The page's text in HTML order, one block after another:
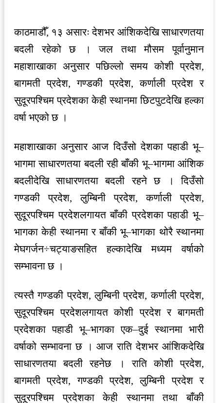
काठमाडौँ, १३ असारः देशभर आंशिकदेखि साधारणतया
बदली रहेको छ । जल तथा मौसम पूर्वानुमान
महाशाखाका अनुसार पछिल्लो समय कोशी प्रदेश,
बागमती प्रदेश, गण्डकी प्रदेश, कर्णाली प्रदेश र
सुदूरपश्चिम प्रदेशका केही स्थानमा छिटपुटदेखि हल्का
वर्षा भएको छ ।
महाशाखाका अनुसार आज दिउँसो देशका पहाडी भू–
भागमा साधारणतया बदली रही बाँकी भू–भागमा आंशिक
बदलीदेखि साधारणतया बदली रहने छ । दिउँसो
गण्डकी प्रदेश, लुम्बिनी प्रदेश, कर्णाली प्रदेश,
सुदूरपश्चिम प्रदेशलगायत बाँकी प्रदेशका पहाडी भू–
भागका केही स्थानमा र बाँकी भू–भागका थोरै स्थानमा
मेघगर्जन÷चट्याङसहित हल्कादेखि मध्यम वर्षाको
सम्भावना छ ।
त्यस्तै गण्डकी प्रदेश, लुम्बिनी प्रदेश, कर्णाली प्रदेश,
सुदूरपश्चिम प्रदेशलगायत कोशी प्रदेश र बागमती
प्रदेशका पहाडी भू–भागका एक–दुई स्थानमा भारी
वर्षाको सम्भावना छ । आज राति देशभर आंशिकदेखि
साधारणतया बदली रहनेछ । राति कोशी प्रदेश,
बागमती प्रदेश, गण्डकी प्रदेश, लुम्बिनी प्रदेश र
सुदूरपश्चिम प्रदेशका केही स्थानमा तथा बाँकी